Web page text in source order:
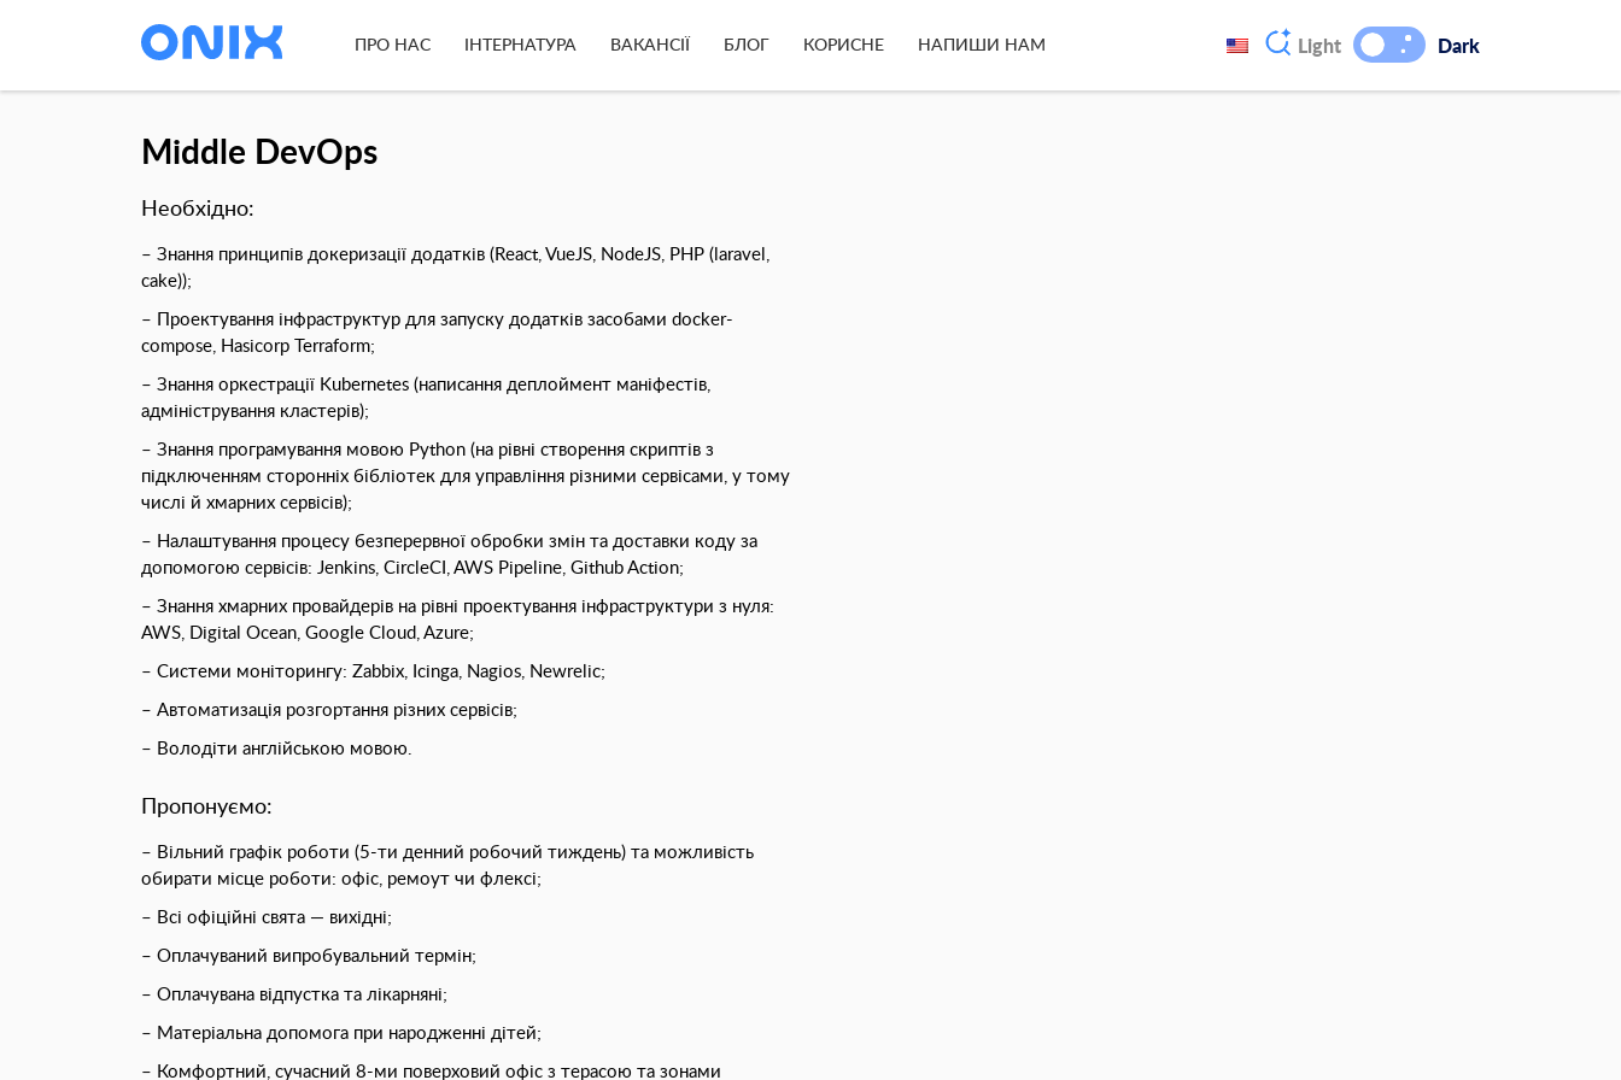
ПРО НАС ІНТЕРНАТУРА ВАКАНСІЇ БЛОГ КОРИСНЕ НАПИШИ НАМ Light Dark
Middle DevOps
Необхідно:
– Знання принципів докеризації додатків (React, VueJS, NodeJS, PHP (laravel,
cake));
– Проектування інфраструктур для запуску додатків засобами docker-
compose, Hasicorp Terraform;
– Знання оркестрації Kubernetes (написання деплоймент маніфестів,
адміністрування кластерів);
– Знання програмування мовою Python (на рівні створення скриптів з
підключенням сторонніх бібліотек для управління різними сервісами, у тому
числі й хмарних сервісів);
– Налаштування процесу безперервної обробки змін та доставки коду за
допомогою сервісів: Jenkins, CircleCI, AWS Pipeline, Github Action;
– Знання хмарних провайдерів на рівні проектування інфраструктури з нуля:
AWS, Digital Ocean, Google Cloud, Azure;
– Системи моніторингу: Zabbix, Icinga, Nagios, Newrelic;
– Автоматизація розгортання різних сервісів;
– Володіти англійською мовою.
Пропонуємо:
– Вільний графік роботи (5-ти денний робочий тиждень) та можливість
обирати місце роботи: офіс, ремоут чи флексі;
– Всі офіційні свята — вихідні;
– Оплачуваний випробувальний термін;
– Оплачувана відпустка та лікарняні;
– Матеріальна допомога при народженні дітей;
– Комфортний, сучасний 8-ми поверховий офіс з терасою та зонами